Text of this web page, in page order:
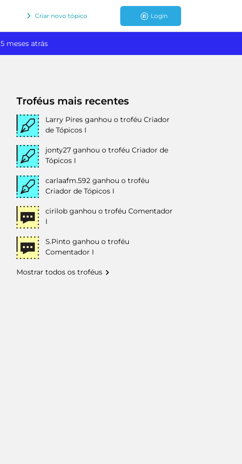
Criar novo tópico Login
5 meses atrás
Troféus mais recentes
Larry Pires ganhou o troféu Criador
de Tópicos I
jonty27 ganhou o troféu Criador de
Tópicos I
carlaafm.592 ganhou o troféu
Criador de Tópicos I
cirilob ganhou o troféu Comentador
I
S.Pinto ganhou o troféu
Comentador I
Mostrar todos os troféus